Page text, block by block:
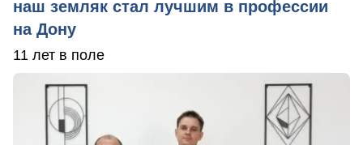
наш земляк стал лучшим в профессии
на Дону
11 лет в поле